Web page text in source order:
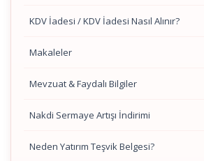
KDV İadesi / KDV İadesi Nasıl Alınır?
Makaleler
Mevzuat & Faydalı Bilgiler
Nakdi Sermaye Artışı İndirimi
Neden Yatırım Teşvik Belgesi?